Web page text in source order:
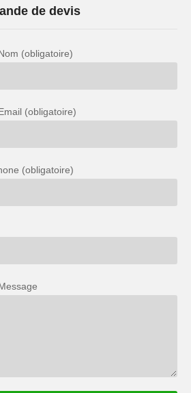
de devis
(obligatoire)
(obligatoire)
(obligatoire)